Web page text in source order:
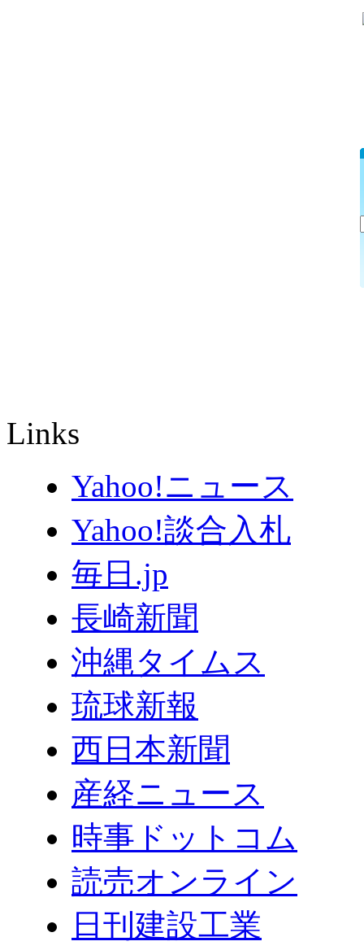
Links
Yahoo!ニュース
Yahoo!談合入札
毎日.jp
長崎新聞
沖縄タイムス
琉球新報
西日本新聞
産経ニュース
時事ドットコム
読売オンライン
日刊建設工業